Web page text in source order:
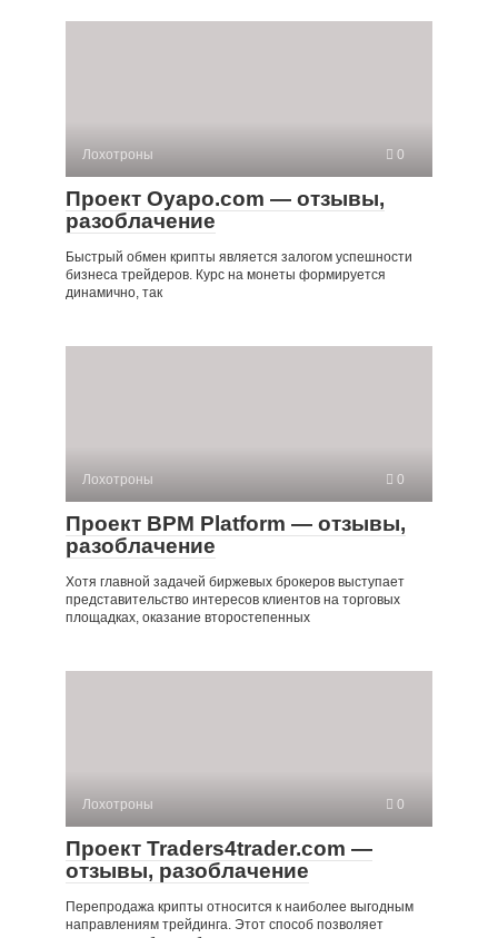
Лохотроны 0
Проект Oyapo.com — отзывы,
разоблачение
Быстрый обмен крипты является залогом успешности
бизнеса трейдеров. Курс на монеты формируется
динамично, так
Лохотроны 0
Проект BPM Platform — отзывы,
разоблачение
Хотя главной задачей биржевых брокеров выступает
представительство интересов клиентов на торговых
площадках, оказание второстепенных
Лохотроны 0
Проект Traders4trader.com —
отзывы, разоблачение
Перепродажа крипты относится к наиболее выгодным
направлениям трейдинга. Этот способ позволяет